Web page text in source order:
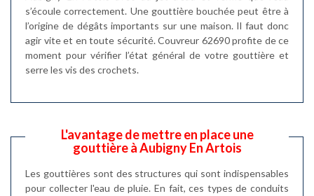
s’écoule correctement. Une gouttière bouchée peut être à
l’origine de dégâts importants sur une maison. Il faut donc
agir vite et en toute sécurité. Couvreur 62690 profite de ce
moment pour vérifier l’état général de votre gouttière et
serre les vis des crochets.
L'avantage de mettre en place une
gouttière à Aubigny En Artois
Les gouttières sont des structures qui sont indispensables
pour collecter l'eau de pluie. En fait, ces types de conduits